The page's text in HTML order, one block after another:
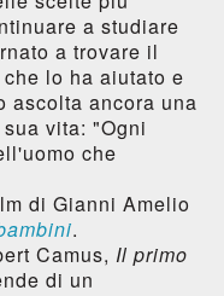
a studiare
a trovare il
lo ha aiutato e
ascolta ancora una
vita: "Ogni
che
di Gianni Amelio
.
Camus, Il primo
di un